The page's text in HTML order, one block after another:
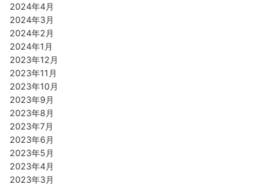
2024年4月
2024年3月
2024年2月
2024年1月
2023年12月
2023年11月
2023年10月
2023年9月
2023年8月
2023年7月
2023年6月
2023年5月
2023年4月
2023年3月